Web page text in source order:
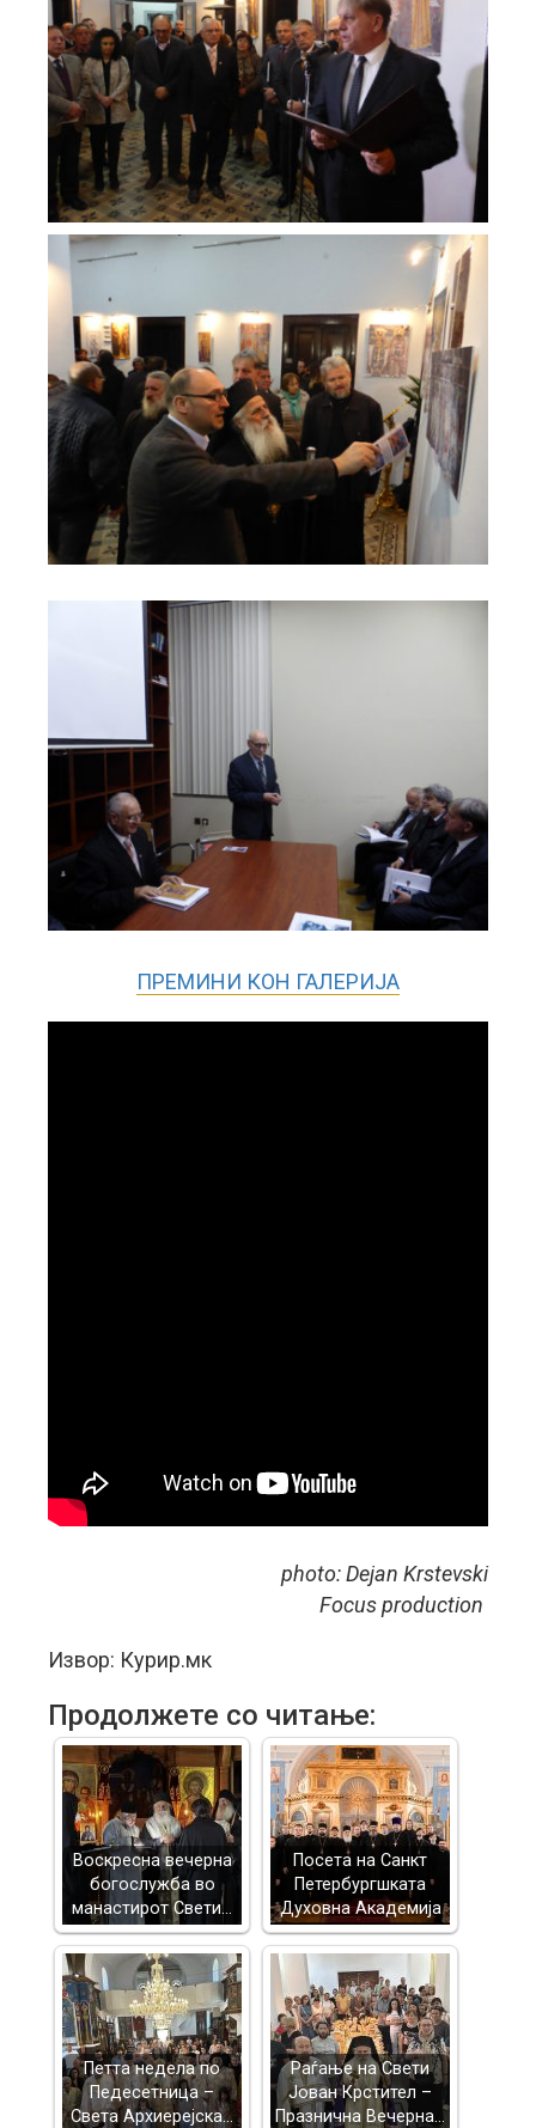
ПРЕМИНИ КОН ГАЛЕРИЈА
photo: Dejan Krstevski
Focus production
Извор: Курир.мк
Продолжете со читање:
Воскресна вечерна
богослужба во
манастирот Свети…
Посета на Санкт
Петербургшката
Духовна Академија
Петта недела по
Педесетница –
Света Архиерејска…
Раѓање на Свети
Јован Крстител –
Празнична Вечерна…